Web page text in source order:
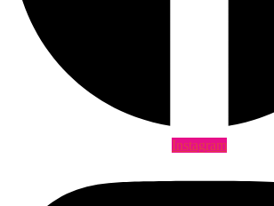
Instagram